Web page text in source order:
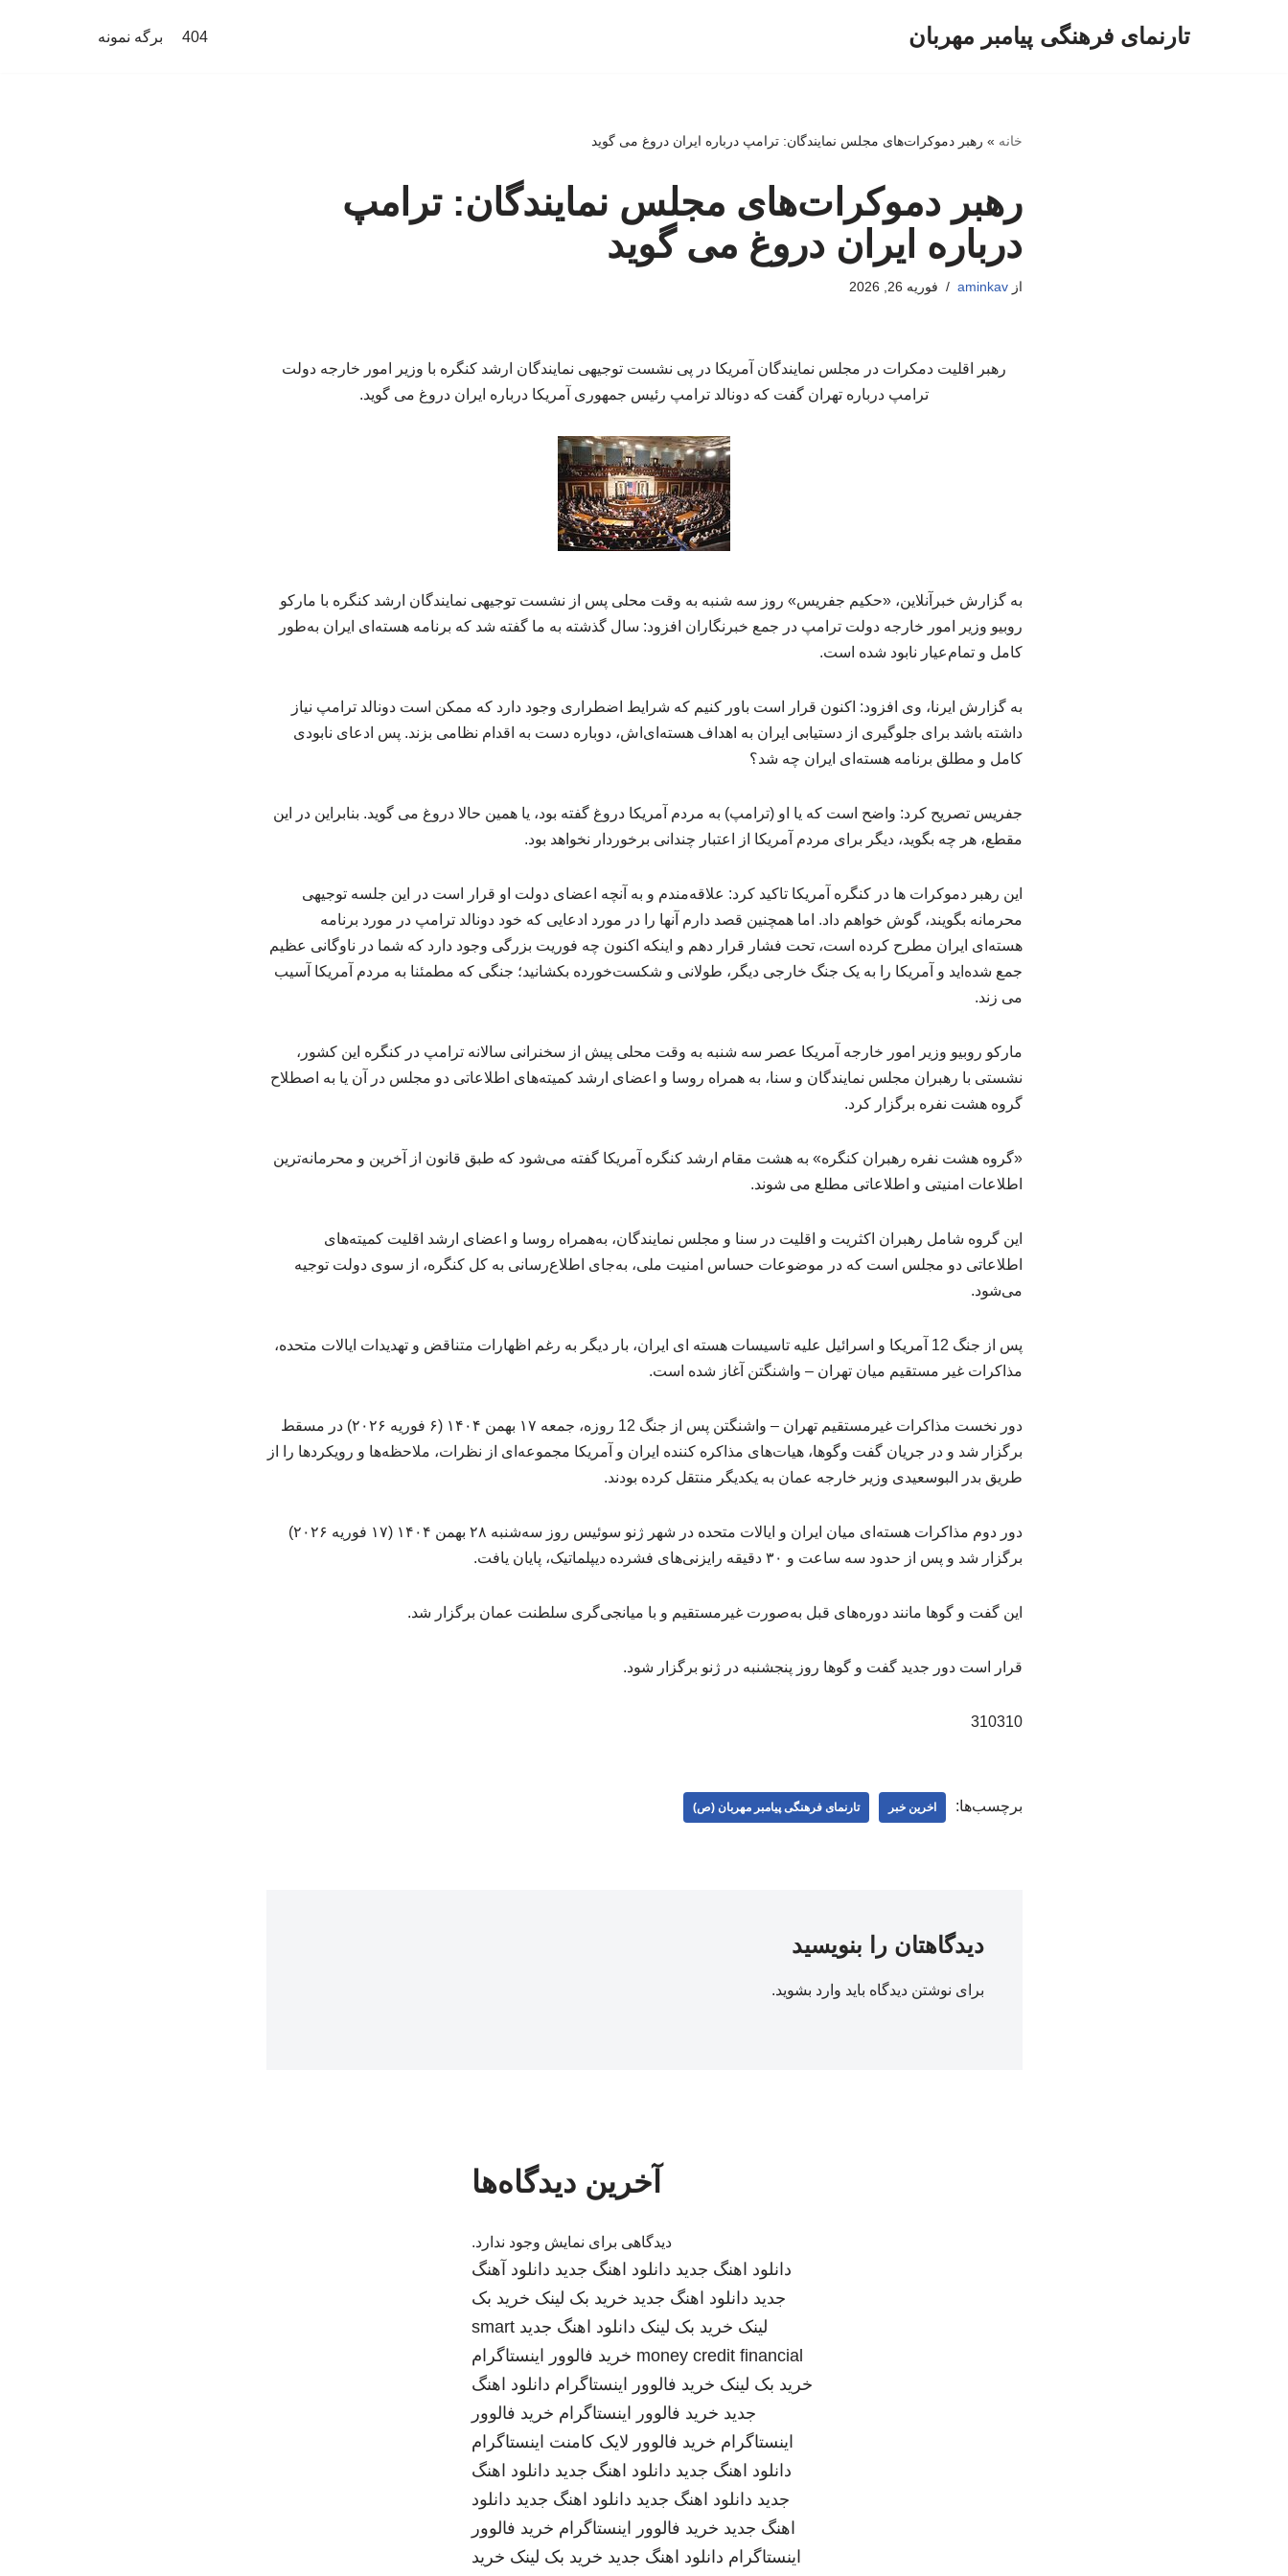
تارنمای فرهنگی پیامبر مهربان 404 برگه نمونه
خانه » رهبر دموکرات‌های مجلس نمایندگان: ترامپ درباره ایران دروغ می گوید
رهبر دموکرات‌های مجلس نمایندگان: ترامپ
درباره ایران دروغ می گوید
ازaminkav فوریه 26, 2026
رهبر اقلیت دمکرات در مجلس نمایندگان آمریکا در پی نشست توجیهی نمایندگان ارشد کنگره با وزیر امور خارجه دولت
ترامپ درباره تهران گفت که دونالد ترامپ رئیس جمهوری آمریکا درباره ایران دروغ می گوید.
به گزارش خبرآنلاین، «حکیم جفریس» روز سه شنبه به وقت محلی پس از نشست توجیهی نمایندگان ارشد کنگره با مارکو
روبیو وزیر امور خارجه دولت ترامپ در جمع خبرنگاران افزود: سال گذشته به ما گفته شد که برنامه هسته‌ای ایران به‌طور
کامل و تمام‌عیار نابود شده است.
به گزارش ایرنا، وی افزود: اکنون قرار است باور کنیم که شرایط اضطراری‌ وجود دارد که ممکن است دونالد ترامپ نیاز
داشته باشد برای جلوگیری از دستیابی ایران به اهداف هسته‌ای‌اش، دوباره دست به اقدام نظامی بزند. پس ادعای نابودی
کامل و مطلق برنامه هسته‌ای ایران چه شد؟
جفریس تصریح کرد: واضح است که یا او (ترامپ) به مردم آمریکا دروغ گفته بود، یا همین حالا دروغ می گوید. بنابراین در این
مقطع، هر چه بگوید، دیگر برای مردم آمریکا از اعتبار چندانی برخوردار نخواهد بود.
این رهبر دموکرات ها در کنگره آمریکا تاکید کرد: علاقه‌مندم و به آنچه اعضای دولت او قرار است در این جلسه توجیهی
محرمانه بگویند، گوش خواهم داد. اما همچنین قصد دارم آنها را در مورد ادعایی که خود دونالد ترامپ در مورد برنامه
هسته‌ای ایران مطرح کرده است، تحت فشار قرار دهم و اینکه اکنون چه فوریت بزرگی وجود دارد که شما در ناوگانی عظیم
جمع شده‌اید و آمریکا را به یک جنگ خارجی دیگر، طولانی و شکست‌خورده بکشانید؛ جنگی که مطمئنا به مردم آمریکا آسیب
می زند.
مارکو روبیو وزیر امور خارجه آمریکا عصر سه شنبه به وقت محلی پیش از سخنرانی سالانه ترامپ در کنگره این کشور،
نشستی با رهبران مجلس نمایندگان و سنا، به همراه روسا و اعضای ارشد کمیته‌های اطلاعاتی دو مجلس در آن یا به اصطلاح
گروه هشت نفره برگزار کرد.
«گروه هشت ‌نفره رهبران کنگره» به هشت مقام ارشد کنگره آمریکا گفته می‌شود که طبق قانون از آخرین و محرمانه‌ترین
اطلاعات امنیتی و اطلاعاتی مطلع می شوند.
این گروه شامل رهبران اکثریت و اقلیت در سنا و مجلس نمایندگان، به‌همراه روسا و اعضای ارشد اقلیت کمیته‌های
اطلاعاتی دو مجلس است که در موضوعات حساس امنیت ملی، به‌جای اطلاع‌رسانی به کل کنگره، از سوی دولت توجیه
می‌شود.
پس از جنگ 12 آمریکا و اسرائیل علیه تاسیسات هسته ای ایران، بار دیگر به رغم اظهارات متناقض و تهدیدات ایالات متحده،
مذاکرات غیر مستقیم میان تهران – واشنگتن آغاز شده است.
دور نخست مذاکرات غیرمستقیم تهران – واشنگتن پس از جنگ 12 روزه، جمعه ۱۷ بهمن ۱۴۰۴ (۶ فوریه ۲۰۲۶) در مسقط
برگزار شد و در جریان گفت‌ وگوها، هیات‌های مذاکره کننده ایران و آمریکا مجموعه‌ای از نظرات، ملاحظه‌ها و رویکردها را از
طریق بدر البوسعیدی وزیر خارجه عمان به یکدیگر منتقل کرده بودند.
دور دوم مذاکرات هسته‌ای میان ایران و ایالات متحده در شهر ژنو سوئیس روز سه‌شنبه ۲۸ بهمن ۱۴۰۴ (۱۷ فوریه ۲۰۲۶)
برگزار شد و پس از حدود سه ساعت و ۳۰ دقیقه رایزنی‌های فشرده دیپلماتیک، پایان یافت.
این گفت و گوها مانند دوره‌های قبل به‌صورت غیرمستقیم و با میانجی‌گری سلطنت عمان برگزار شد.
قرار است دور جدید گفت و گوها روز پنجشنبه در ژنو برگزار شود.
310310
برچسب‌ها: اخرین خبر تارنمای فرهنگی پیامبر مهربان (ص)
دیدگاهتان را بنویسید
برای نوشتن دیدگاه باید وارد بشوید.
آخرین دیدگاه‌ها
دیدگاهی برای نمایش وجود ندارد.
دانلود اهنگ جدید دانلود اهنگ جدید دانلود آهنگ
جدید دانلود اهنگ جدید خرید بک لینک خرید بک
لینک خرید بک لینک دانلود اهنگ جدید smart
money credit financial خرید فالوور اینستاگرام
خرید بک لینک خرید فالوور اینستاگرام دانلود اهنگ
جدید خرید فالوور اینستاگرام خرید فالوور
اینستاگرام خرید فالوور لایک کامنت اینستاگرام
دانلود اهنگ جدید دانلود اهنگ جدید دانلود اهنگ
جدید دانلود اهنگ جدید دانلود اهنگ جدید دانلود
اهنگ جدید خرید فالوور اینستاگرام خرید فالوور
اینستاگرام دانلود اهنگ جدید خرید بک لینک خرید